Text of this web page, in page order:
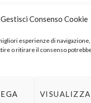
Gestisci Consenso Cookie
esperienze di
o ritirare il consenso